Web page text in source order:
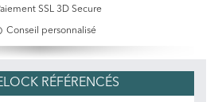
SSL 3D Secure
Conseil personnalisé
RÉFÉRENCÉS